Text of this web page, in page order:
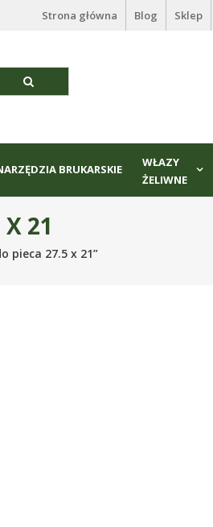
Strona główna Blog Sklep
BRUKARSKIE
WŁAZY
ŻELIWNE
21
pieca 27.5 x 21”